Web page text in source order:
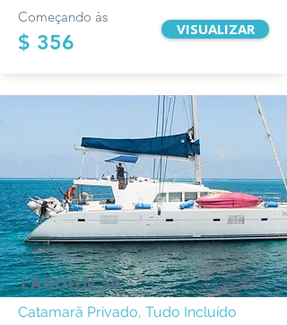
Começando às
$ 356
VISUALIZAR
LAGOON 50
Catamarã Privado, Tudo Incluído